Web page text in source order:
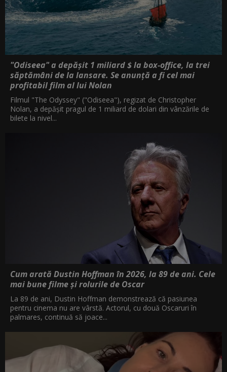
"Odiseea" a depășit 1 miliard $ la box-office, la trei
săptămâni de la lansare. Se anunță a fi cel mai
profitabil film al lui Nolan
Filmul "The Odyssey" ("Odiseea"), regizat de Christopher
Nolan, a depăşit pragul de 1 miliard de dolari din vânzările de
bilete la nivel...
Cum arată Dustin Hoffman în 2026, la 89 de ani. Cele
mai bune filme și rolurile de Oscar
La 89 de ani, Dustin Hoffman demonstrează că pasiunea
pentru cinema nu are vârstă. Actorul, cu două Oscaruri în
palmares, continuă să joace...